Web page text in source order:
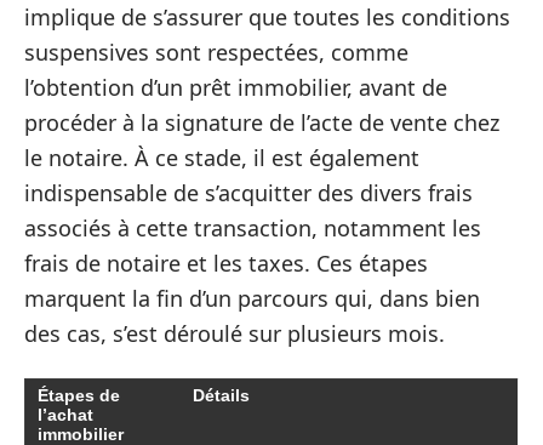
implique de s’assurer que toutes les conditions
suspensives sont respectées, comme
l’obtention d’un prêt immobilier, avant de
procéder à la signature de l’acte de vente chez
le notaire. À ce stade, il est également
indispensable de s’acquitter des divers frais
associés à cette transaction, notamment les
frais de notaire et les taxes. Ces étapes
marquent la fin d’un parcours qui, dans bien
des cas, s’est déroulé sur plusieurs mois.
Étapes de
l’achat
immobilier
Détails